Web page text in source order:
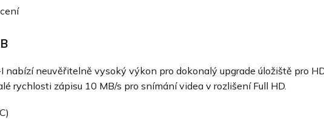
nabízí neuvěřitelně vysoký výkon pro dokonalý upgrade úložiště pro
rychlosti zápisu 10 MB/s pro snímání videa v rozlišení Full HD.